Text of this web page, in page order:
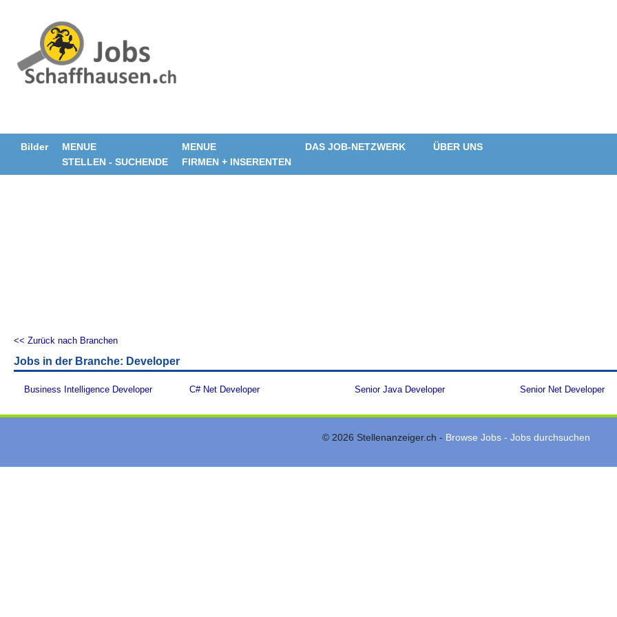
Bilder
MENUE
STELLEN - SUCHENDE
MENUE
FIRMEN + INSERENTEN
DAS JOB-NETZWERK ÜBER UNS
<< Zurück nach Branchen
Jobs in der Branche: Developer
Business Intelligence Developer C# Net Developer Senior Java Developer Senior Net Developer
© 2026 Stellenanzeiger.ch - Browse Jobs - Jobs durchsuchen